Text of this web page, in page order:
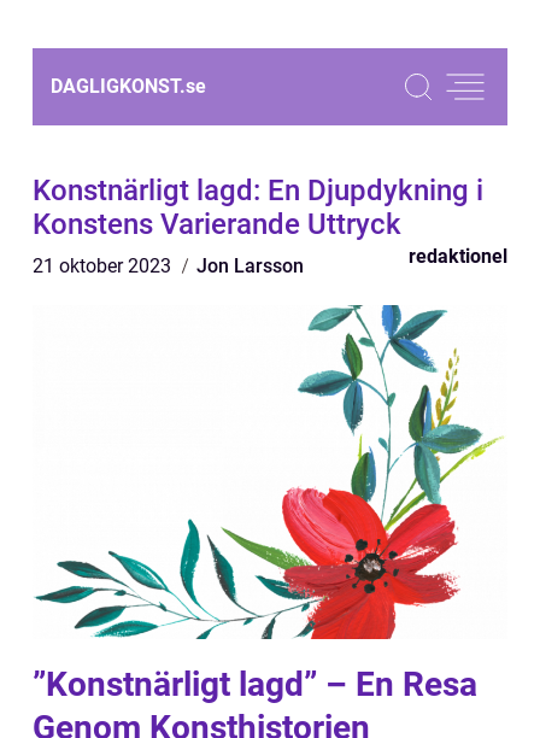
DAGLIGKONST.se
Konstnärligt lagd: En Djupdykning i
Konstens Varierande Uttryck
21 oktober 2023 Jon Larsson redaktionel
”Konstnärligt lagd” – En Resa
Genom Konsthistorien